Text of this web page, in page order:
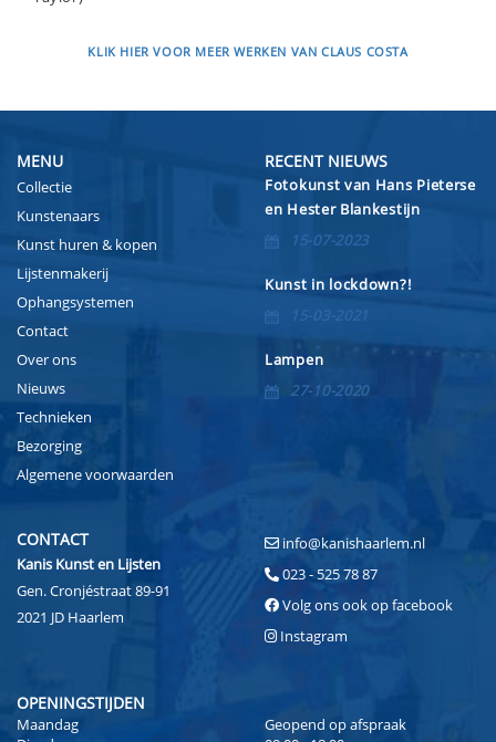
KLIK HIER VOOR MEER WERKEN VAN CLAUS COSTA
MENU
Collectie
Kunstenaars
Kunst huren & kopen
Lijstenmakerij
Ophangsystemen
Contact
Over ons
Nieuws
Technieken
Bezorging
Algemene voorwaarden
RECENT NIEUWS
Fotokunst van Hans Pieterse
en Hester Blankestijn
15-07-2023
Kunst in lockdown?!
15-03-2021
Lampen
27-10-2020
CONTACT
Kanis Kunst en Lijsten
Gen. Cronjéstraat 89-91
2021 JD Haarlem
info@kanishaarlem.nl
023 - 525 78 87
Volg ons ook op facebook
Instagram
OPENINGSTIJDEN
Maandag
Geopend op afspraak